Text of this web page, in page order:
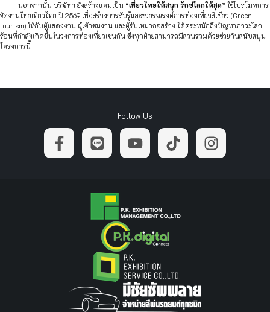
นอกจากนั้น บริษัทฯ ยังสร้างแคมเป็น “เที่ยวไทยให้สนุก รักษ์โลกให้สุด” ใช้โปรโมทการ
จัดงานไทยเที่ยวไทย ปี 2569 เพื่อสร้างการรับรู้และช่วยรณรงค์การท่องเที่ยวสีเขียว (Green
Tourism) ให้กับผู้แสดงงาน ผู้เข้าชมงาน และผู้รับเหมาก่อสร้าง ได้ตระหนักถึงปัญหาภาวะโลก
ร้อนที่กำลังเกิดขึ้นในวงการท่องเที่ยวเช่นกัน ซึ่งทุกฝ่ายสามารถมีส่วนร่วมด้วยช่วยกันสนับสนุน
โครงการนี้
Follow Us